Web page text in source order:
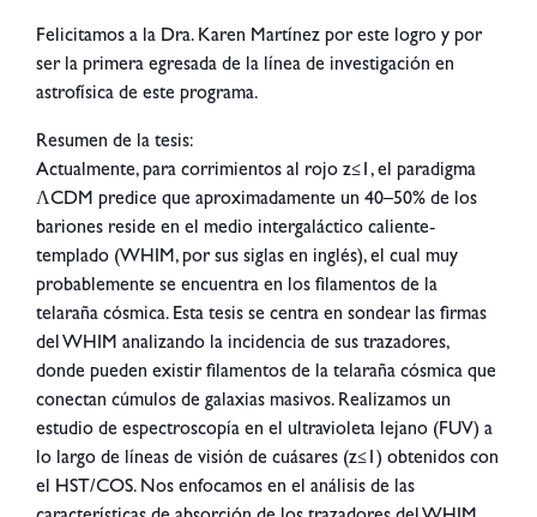
Felicitamos a la Dra. Karen Martínez por este logro y por
ser la primera egresada de la línea de investigación en
astrofísica de este programa.
Resumen de la tesis:
Actualmente, para corrimientos al rojo z≤1, el paradigma
ΛCDM predice que aproximadamente un 40–50% de los
bariones reside en el medio intergaláctico caliente‐
templado (WHIM, por sus siglas en inglés), el cual muy
probablemente se encuentra en los filamentos de la
telaraña cósmica. Esta tesis se centra en sondear las firmas
del WHIM analizando la incidencia de sus trazadores,
donde pueden existir filamentos de la telaraña cósmica que
conectan cúmulos de galaxias masivos. Realizamos un
estudio de espectroscopía en el ultravioleta lejano (FUV) a
lo largo de líneas de visión de cuásares (z≤1) obtenidos con
el HST/COS. Nos enfocamos en el análisis de las